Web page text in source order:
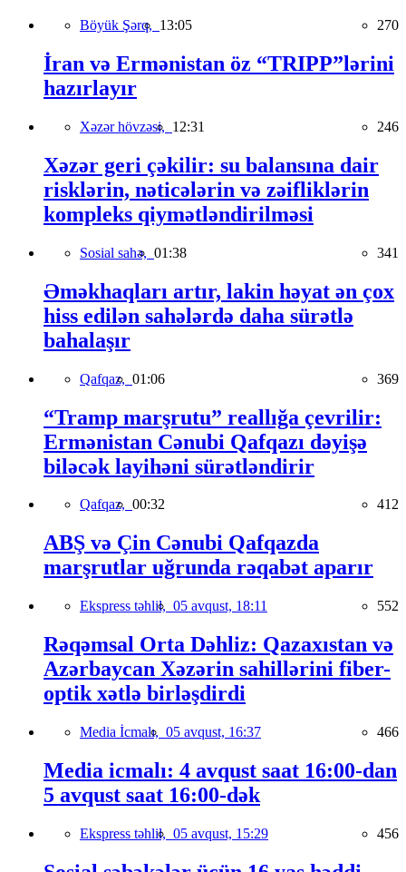
Böyük Şərq, 13:05 270
İran və Ermənistan öz “TRIPP”lərini
hazırlayır
Xəzər hövzəsi, 12:31 246
Xəzər geri çəkilir: su balansına dair
risklərin, nəticələrin və zəifliklərin
kompleks qiymətləndirilməsi
Sosial sahə, 01:38 341
Əməkhaqları artır, lakin həyat ən çox
hiss edilən sahələrdə daha sürətlə
bahalaşır
Qafqaz, 01:06 369
“Tramp marşrutu” reallığa çevrilir:
Ermənistan Cənubi Qafqazı dəyişə
biləcək layihəni sürətləndirir
Qafqaz, 00:32 412
ABŞ və Çin Cənubi Qafqazda
marşrutlar uğrunda rəqabət aparır
Ekspress təhlil, 05 avqust, 18:11 552
Rəqəmsal Orta Dəhliz: Qazaxıstan və
Azərbaycan Xəzərin sahillərini fiber-
optik xətlə birləşdirdi
Media İcmalı, 05 avqust, 16:37 466
Media icmalı: 4 avqust saat 16:00-dan
5 avqust saat 16:00-dək
Ekspress təhlil, 05 avqust, 15:29 456